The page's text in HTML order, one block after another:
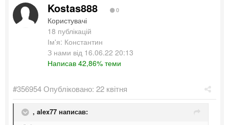
Kostas888 0
Користувачі
18 публікацій
Ім'я: Константин
З нами від 16.06.22 20:13
Написав 42,86% теми
#356954Опубліковано: 22 квітня
, alex77 написав: